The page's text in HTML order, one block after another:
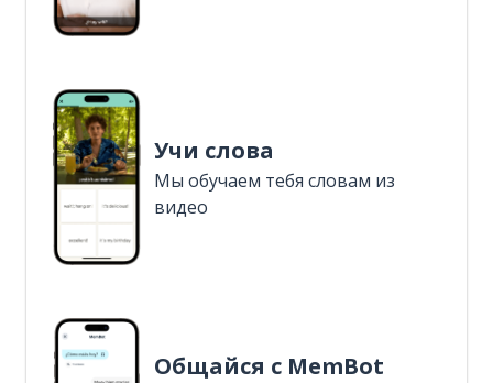
Учи слова
Мы обучаем тебя словам из
видео
Общайся с MemBot